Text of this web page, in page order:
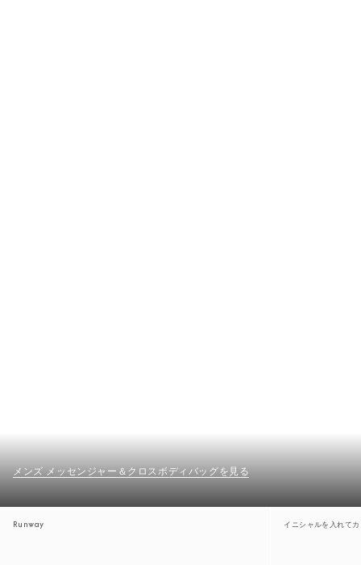
メンズ メッセンジャー＆クロスボディバッグを見る
Runway イニシャルを入れて